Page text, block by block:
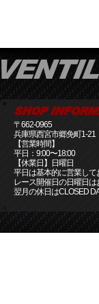
〒662-0965
兵庫県西宮市郷免町1-21
【営業時間】
平日：9:00〜18:00
【休業日】日曜日
平日は基本的に営業して
レース開催日の日曜日は
翌月の休日はCLOSED